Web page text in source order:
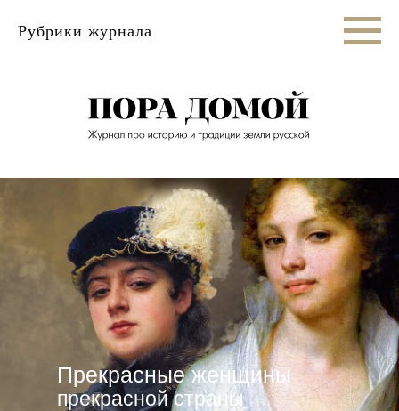
Рубрики журнала
прекрасной страны
Прекрасные женщины